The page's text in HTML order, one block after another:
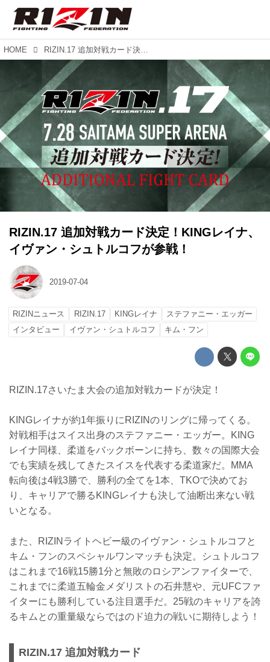
HOME RIZIN.17 追加対戦カード決定！KINGレイナ、イヴァン・シュトルコフが参戦！
RIZIN.17 追加対戦カード決定！KINGレイナ、
イヴァン・シュトルコフが参戦！
2019-07-04
RIZINニュース RIZIN.17 KINGレイナ
ステファニー・エッガー
インタビュー
イヴァン・シュトルコフ キム・フン
RIZIN.17さいたま大会の追加対戦カードが決定！
KINGレイナが約1年振りにRIZINのリングに帰ってくる。
対戦相手はスイス出身のステファニー・エッガー。KING
レイナ同様、柔道をバックボーンに持ち、数々の国際大会
でも実績を残してきたスイスを代表する柔道家だ。MMA
転向後は4戦3勝で、勝利の全てを1本、TKOで決めてお
り、キャリアで勝るKINGレイナも決して油断出来ない戦
いとなる。
また、RIZINライトヘビー級のイヴァン・シュトルコフと
キム・フンのスペシャルワンマッチも決定。シュトルコフ
はこれまで16戦15勝1分と無敗のロシアンファイターで、
これまでに柔道五輪金メダリストの石井慧や、元UFCファ
イターにも勝利している注目選手だ。25戦のキャリアを誇
るキムとの重量級ならではのド迫力の戦いに期待しよう！
RIZIN.17 追加対戦カード